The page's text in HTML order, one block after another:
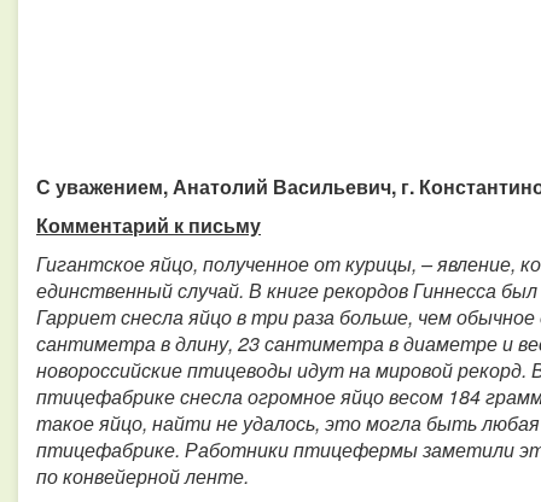
С уважением, Анатолий Васильевич, г.
Комментарий к письму
Гигантское яйцо, полученное от курицы, – явление,
единственный случай. В книге рекордов Гиннесса
Гарриет снесла яйцо в три раза больше, чем
сантиметра в длину, 23 сантиметра в диаметре и
новороссийские птицеводы идут на мировой рекорд.
птицефабрике снесла огромное яйцо весом 184
такое яйцо, найти не удалось, это могла быть
птицефабрике. Работники птицефермы заметили
по конвейерной ленте.